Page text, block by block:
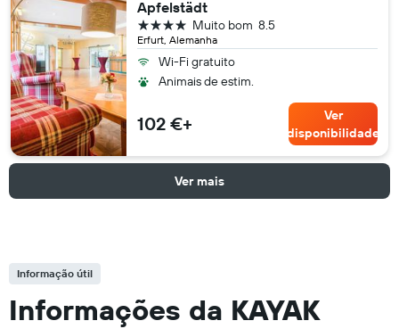
Apfelstädt
Erfurt, Alemanha
8.5
Muito bom
4 estrelas
Wi-Fi gratuito
Animais de estim.
102 €+
Ver
disponibilidade
Ver mais
Informação útil
Informações da KAYAK